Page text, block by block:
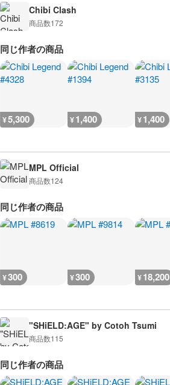
Chibi Clash
商品数172
同じ作者の商品
¥5,300 ¥1,400 ¥1,400
MPL Official
商品数124
同じ作者の商品
¥300 ¥300 ¥18,200
"SHiELD:AGE" by Cotoh Tsumi
商品数115
同じ作者の商品